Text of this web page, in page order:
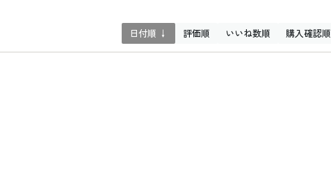
日付順 ↓ 評価順 いいね数順 購入確認順